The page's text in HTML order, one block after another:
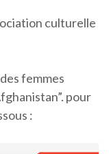
culturelle
femmes
pour
: